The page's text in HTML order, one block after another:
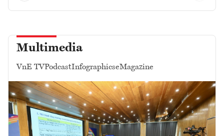
Multimedia
VnE TVPodcastInfographicseMagazine